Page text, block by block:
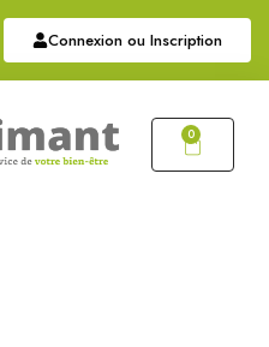
Connexion ou Inscription
0